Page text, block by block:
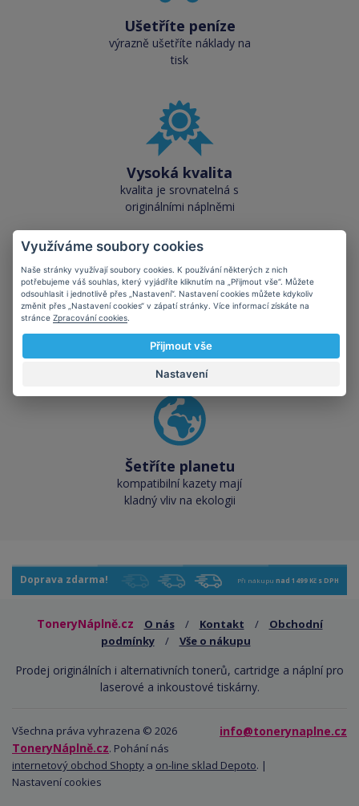
Ušetříte peníze
výrazně ušetříte náklady na
tisk
Vysoká kvalita
kvalita je srovnatelná s
originálními náplněmi
Skladem téměř vše
přes 50 000 skladových
zásob pro okamžitý odběr
Šetříte planetu
kompatibilní kazety mají
kladný vliv na ekologii
Doprava zdarma! Při nákupu nad 1499 Kč s DPH
ToneryNáplně.cz O nás / Kontakt /
Obchodní
podmínky
/ Vše o nákupu
Prodej originálních i alternativních tonerů, cartridge a náplní pro
laserové a inkoustové tiskárny.
info@tonerynaplne.cz
Všechna práva vyhrazena © 2026
ToneryNáplně.cz. Pohání nás
internetový obchod Shopty a on-line sklad Depoto. |
Nastavení cookies
Využíváme soubory cookies
Naše stránky využívají soubory cookies. K používání některých z nich
potřebujeme váš souhlas, který vyjádříte kliknutím na „Přijmout vše“. Můžete
odsouhlasit i jednotlivě přes „Nastavení“. Nastavení cookies můžete kdykoliv
změnit přes „Nastavení cookies“ v zápatí stránky. Více informací získáte na
stránce Zpracování cookies
Přijmout vše
Nastavení